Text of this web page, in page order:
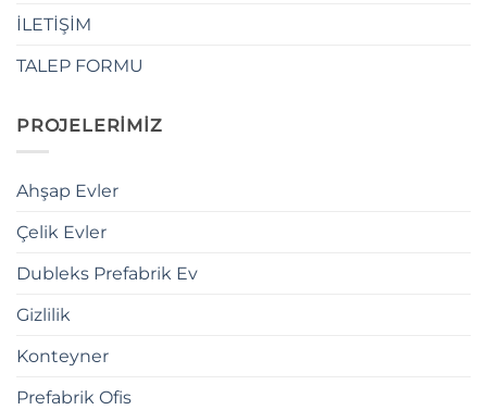
İLETİŞİM
TALEP FORMU
PROJELERİMİZ
Ahşap Evler
Çelik Evler
Dubleks Prefabrik Ev
Gizlilik
Konteyner
Prefabrik Ofis